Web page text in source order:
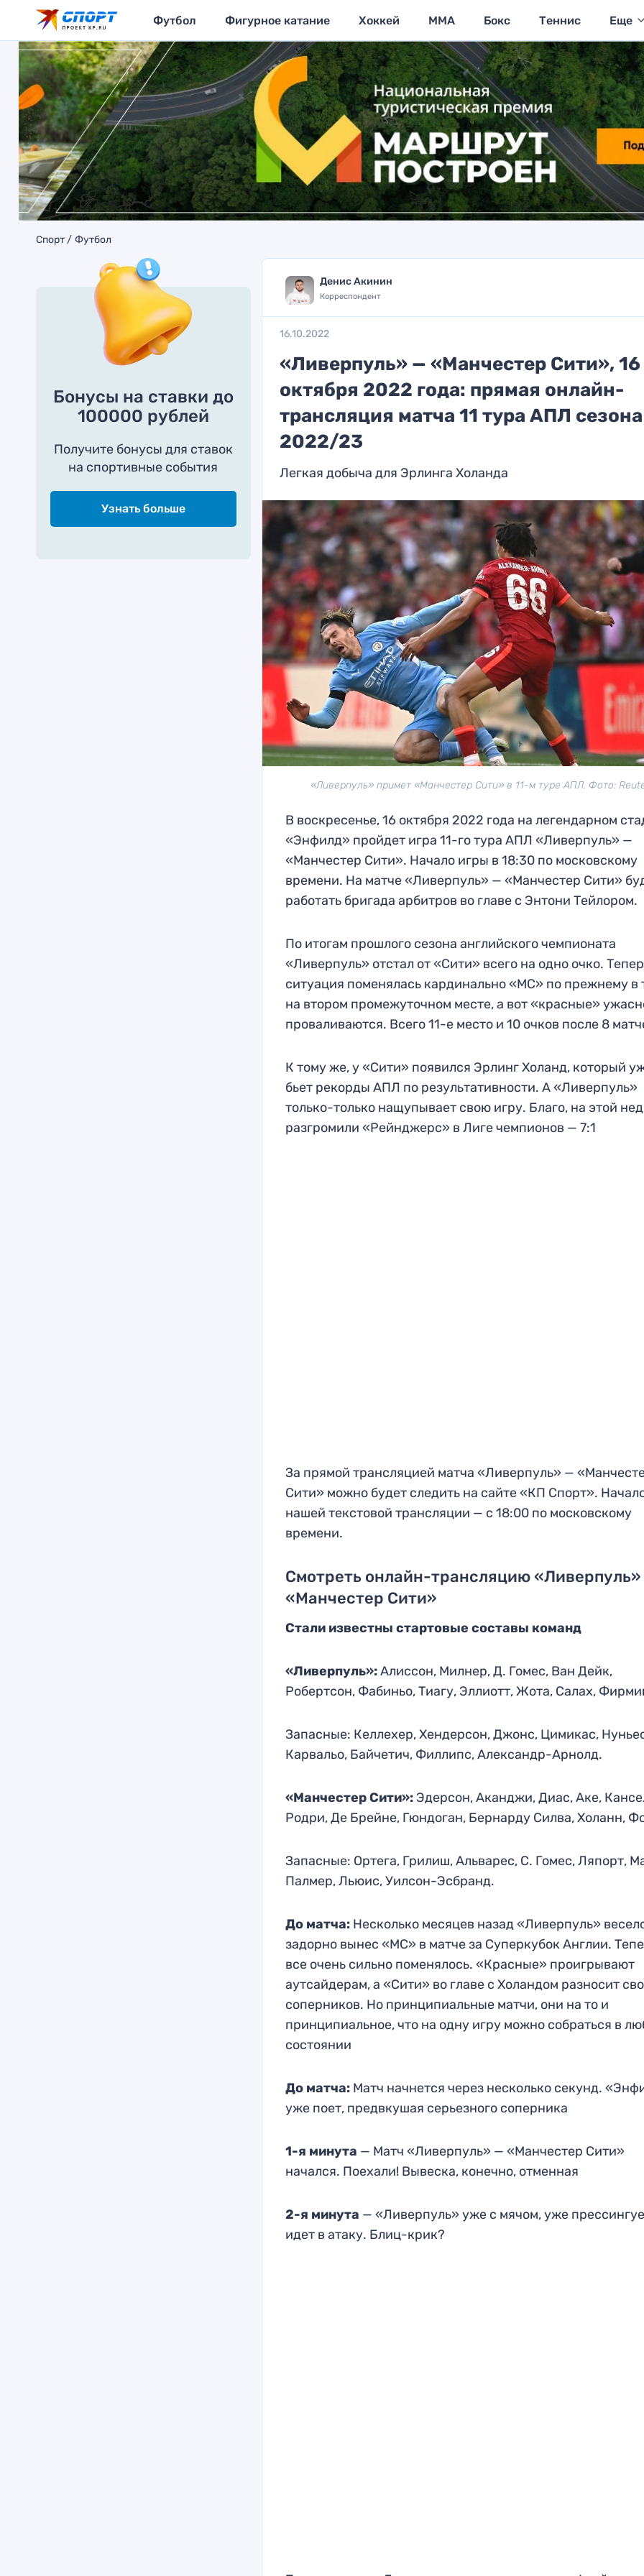
Футбол Фигурное катание Хоккей MMA Бокс Теннис Еще
Спорт Футбол
Бонусы на ставки до
100000 рублей
Получите бонусы для ставок
на спортивные события
Узнать больше
Денис Акинин
Корреспондент
16.10.2022
«Ливерпуль» — «Манчестер Сити», 16
октября 2022 года: прямая онлайн-
трансляция матча 11 тура АПЛ сезона
2022/23
Легкая добыча для Эрлинга Холанда
«Ливерпуль» примет «Манчестер Сити» в 11-м туре АПЛ. Фото:
В воскресенье, 16 октября 2022 года на легендарном
«Энфилд» пройдет игра 11-го тура АПЛ «Ливерпуль» —
«Манчестер Сити». Начало игры в 18:30 по московскому
времени. На матче «Ливерпуль» — «Манчестер Сити»
работать бригада арбитров во главе с Энтони Тейлором.
По итогам прошлого сезона английского чемпионата
«Ливерпуль» отстал от «Сити» всего на одно очко.
ситуация поменялась кардинально «МС» по прежнему в
на втором промежуточном месте, а вот «красные»
проваливаются. Всего 11-е место и 10 очков после 8
К тому же, у «Сити» появился Эрлинг Холанд, который
бьет рекорды АПЛ по результативности. А «Ливерпуль»
только-только нащупывает свою игру. Благо, на этой
разгромили «Рейнджерс» в Лиге чемпионов — 7:1
За прямой трансляцией матча «Ливерпуль» —
Сити» можно будет следить на сайте «КП Спорт».
нашей текстовой трансляции — с 18:00 по московскому
времени.
Смотреть онлайн-трансляцию
«Манчестер Сити»
Стали известны стартовые составы команд
«Ливерпуль»:Алиссон, Милнер, Д. Гомес, Ван Дейк,
Робертсон, Фабиньо, Тиагу, Эллиотт, Жота, Салах,
Запасные: Келлехер, Хендерсон, Джонс, Цимикас,
Карвальо, Байчетич, Филлипс, Александр-Арнолд.
«Манчестер Сити»: Эдерсон, Аканджи, Диас, Аке,
Родри, Де Брейне, Гюндоган, Бернарду Силва, Холанн,
Запасные: Ортега, Грилиш, Альварес, С. Гомес, Ляпорт,
Палмер, Льюис, Уилсон-Эсбранд.
До матча: Несколько месяцев назад «Ливерпуль»
задорно вынес «МС» в матче за Суперкубок Англии.
все очень сильно поменялось. «Красные» проигрывают
аутсайдерам, а «Сити» во главе с Холандом разносит
соперников. Но принципиальные матчи, они на то и
принципиальное, что на одну игру можно собраться в
состоянии
До матча: Матч начнется через несколько секунд.
уже поет, предвкушая серьезного соперника
1-я минута — Матч «Ливерпуль» — «Манчестер Сити»
начался. Поехали! Вывеска, конечно, отменная
2-я минута — «Ливерпуль» уже с мячом, уже
идет в атаку. Блиц-крик?